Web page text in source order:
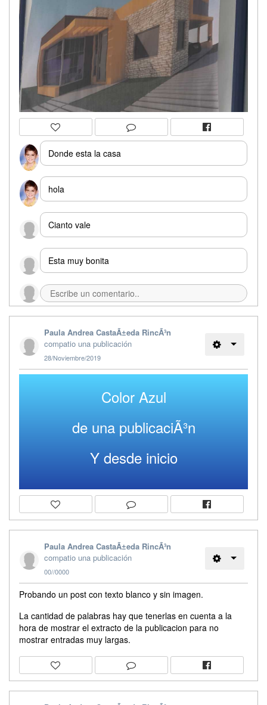
Donde esta la casa
hola
Cianto vale
Esta muy bonita
Paula Andrea CastaÃ±eda RincÃ³n
compatio una publicación
28/Noviembre/2019
Color Azul
de una publicaciÃ³n
Y desde inicio
Paula Andrea CastaÃ±eda RincÃ³n
compatio una publicación
00//0000
Probando un post con texto blanco y sin imagen.
La cantidad de palabras hay que tenerlas en cuenta a la
hora de mostrar el extracto de la publicacion para no
mostrar entradas muy largas.